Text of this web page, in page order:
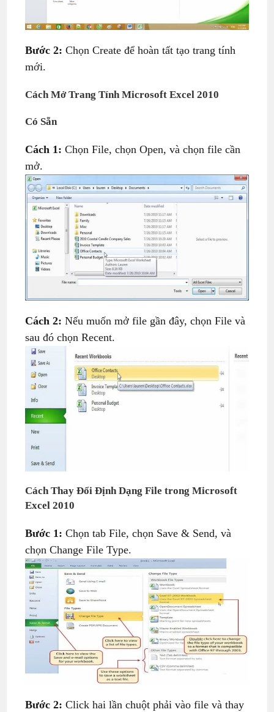
Bước 2: Chọn Create để hoàn tất tạo trang tính
mới.
Cách Mở Trang TínhMicrosoft Excel 2010
Có Sẵn
Cách 1: Chọn File, chọn Open, và chọn file cần
mở.
Cách 2: Nếu muốn mở file gần đây, chọn File và
sau đó chọn Recent.
Cách Thay Đổi Định Dạng Filetrong Microsoft
Excel 2010
Bước 1: Chọn tab File, chọn Save & Send, và
chọn Change File Type.
Bước 2: Click hai lần chuột phải vào file và thay